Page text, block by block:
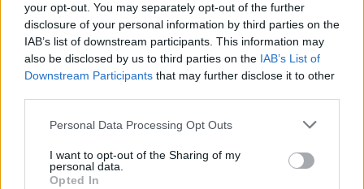
your opt-out. You may separately opt-out of the further
disclosure of your personal information by third parties on the
IAB’s list of downstream participants. This information may
also be disclosed by us to third parties on the IAB’s List of
Downstream Participants that may further disclose it to other
Personal Data Processing Opt Outs
I want to opt-out of the Sharing of my
personal data.
Opted In